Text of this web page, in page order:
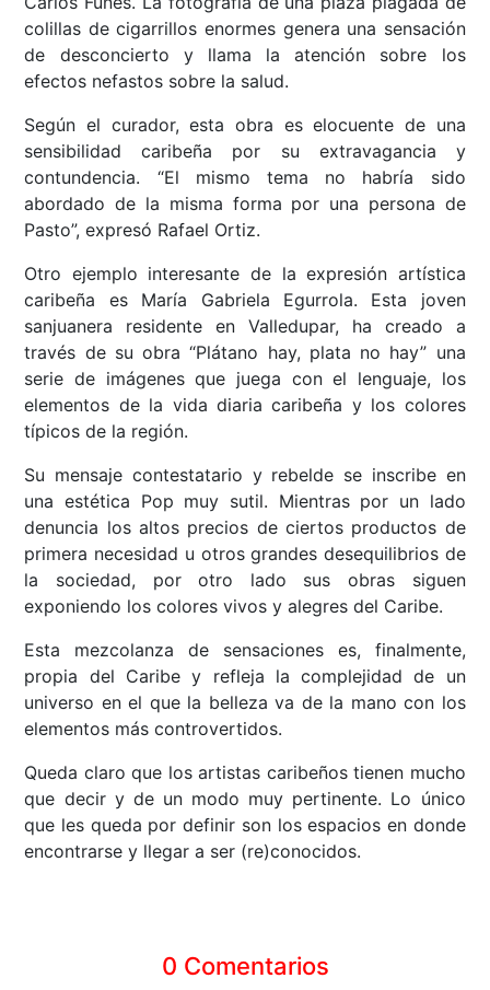
colillas de cigarrillos enormes genera una sensación
de desconcierto y llama la atención sobre los
efectos nefastos sobre la salud.
Según el curador, esta obra es elocuente de una
sensibilidad caribeña por su extravagancia y
contundencia. “El mismo tema no habría sido
abordado de la misma forma por una persona de
Pasto”, expresó Rafael Ortiz.
Otro ejemplo interesante de la expresión artística
caribeña es María Gabriela Egurrola. Esta joven
sanjuanera residente en Valledupar, ha creado a
través de su obra “Plátano hay, plata no hay” una
serie de imágenes que juega con el lenguaje, los
elementos de la vida diaria caribeña y los colores
típicos de la región.
Su mensaje contestatario y rebelde se inscribe en
una estética Pop muy sutil. Mientras por un lado
denuncia los altos precios de ciertos productos de
primera necesidad u otros grandes desequilibrios de
la sociedad, por otro lado sus obras siguen
exponiendo los colores vivos y alegres del Caribe.
Esta mezcolanza de sensaciones es, finalmente,
propia del Caribe y refleja la complejidad de un
universo en el que la belleza va de la mano con los
elementos más controvertidos.
Queda claro que los artistas caribeños tienen mucho
que decir y de un modo muy pertinente. Lo único
que les queda por definir son los espacios en donde
encontrarse y llegar a ser (re)conocidos.
0 Comentarios